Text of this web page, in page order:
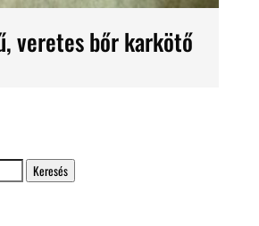
veretes bőr karkötő
Keresés